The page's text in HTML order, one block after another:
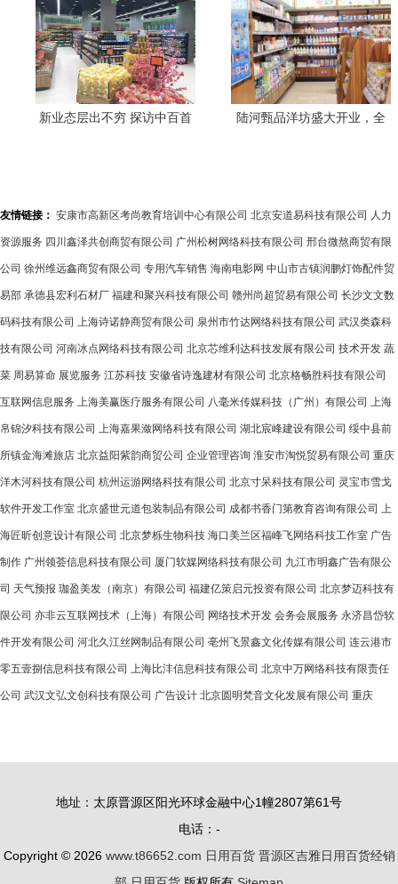
新业态层出不穷 探访中百首
陆河甄品洋坊盛大开业，全
友情链接： 安康市高新区考尚教育培训中心有限公司 北京安道易科技有限公司 人力
资源服务 四川鑫泽共创商贸有限公司 广州松树网络科技有限公司 邢台微熬商贸有限
公司 徐州维远鑫商贸有限公司 专用汽车销售 海南电影网 中山市古镇润鹏灯饰配件贸
易部 承德县宏利石材厂 福建和聚兴科技有限公司 赣州尚超贸易有限公司 长沙文文数
码科技有限公司 上海诗诺静商贸有限公司 泉州市竹达网络科技有限公司 武汉类森科
技有限公司 河南冰点网络科技有限公司 北京芯维利达科技发展有限公司 技术开发 蔬
菜 周易算命 展览服务 江苏科技 安徽省诗逸建材有限公司 北京格畅胜科技有限公司
互联网信息服务 上海美赢医疗服务有限公司 八毫米传媒科技（广州）有限公司 上海
帛锦汐科技有限公司 上海嘉果潋网络科技有限公司 湖北宸峰建设有限公司 绥中县前
所镇金海滩旅店 北京益阳紫韵商贸公司 企业管理咨询 淮安市淘悦贸易有限公司 重庆
洋木河科技有限公司 杭州运游网络科技有限公司 北京寸呆科技有限公司 灵宝市雪戈
软件开发工作室 北京盛世元道包装制品有限公司 成都书香门第教育咨询有限公司 上
海匠昕创意设计有限公司 北京梦栎生物科技 海口美兰区福峰飞网络科技工作室 广告
制作 广州领荟信息科技有限公司 厦门软媒网络科技有限公司 九江市明鑫广告有限公
司 天气预报 珈盈美发（南京）有限公司 福建亿策启元投资有限公司 北京梦迈科技有
限公司 亦非云互联网技术（上海）有限公司 网络技术开发 会务会展服务 永济昌岱软
件开发有限公司 河北久江丝网制品有限公司 亳州飞景鑫文化传媒有限公司 连云港市
零五壹捌信息科技有限公司 上海比沣信息科技有限公司 北京中万网络科技有限责任
公司 武汉文弘文创科技有限公司 广告设计 北京圆明梵音文化发展有限公司 重庆
地址：太原晋源区阳光环球金融中心1幢2807第61号
电话：-
Copyright © 2026 www.t86652.com 日用百货 晋源区吉雅日用百货经销